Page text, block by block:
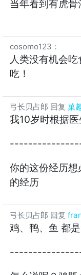
当年看到有虎骨
cosomo123 ：
人类没有机会
吃！
弓长贝占郎 回复 菓
我10岁时根据医
你的这份经历
的经历
弓长贝占郎 回复
鸡、鸭、鱼 都